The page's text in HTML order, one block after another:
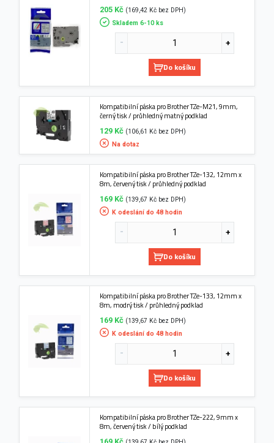
205 Kč (169,42 Kč bez DPH)
Skladem 6-10 ks
Do košíku
Kompatibilní páska pro Brother TZe-M21, 9mm,
černý tisk / průhledný matný podklad
129 Kč (106,61 Kč bez DPH)
Na dotaz
Kompatibilní páska pro Brother TZe-132, 12mm x
8m, červený tisk / průhledný podklad
169 Kč (139,67 Kč bez DPH)
K odeslání do 48 hodin
Do košíku
Kompatibilní páska pro Brother TZe-133, 12mm x
8m, modrý tisk / průhledný podklad
169 Kč (139,67 Kč bez DPH)
K odeslání do 48 hodin
Do košíku
Kompatibilní páska pro Brother TZe-222, 9mm x
8m, červený tisk / bílý podklad